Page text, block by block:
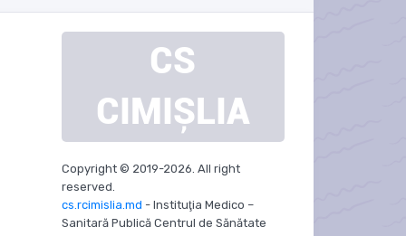
CS
CIMIȘLIA
Copyright © 2019-2026. All right
reserved.
cs.rcimislia.md - Instituţia Medico –
Sanitară Publică Centrul de Sănătate